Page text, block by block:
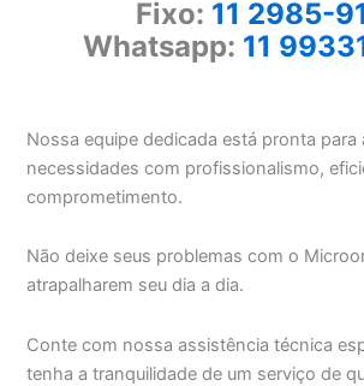
Fixo: 11 2985-
Whatsapp: 11
Nossa equipe dedicada está pronta para
necessidades com profissionalismo,
comprometimento.
Não deixe seus problemas com o
atrapalharem seu dia a dia.
Conte com nossa assistência técnica
tenha a tranquilidade de um serviço de